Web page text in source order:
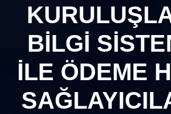
BİLGİ
İLE ÖDEME